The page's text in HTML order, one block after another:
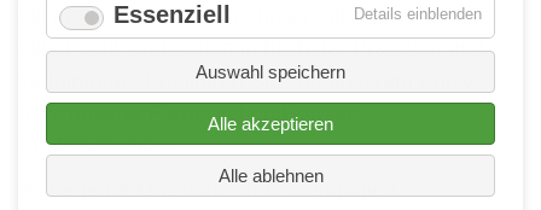
Essenziell Details einblendenfür
Auswahl speichern
Alle akzeptieren
Alle ablehnen
Mit modernster CNC-Technik realisieren wir Klein-,
Mittel- und Großserien in höchster Präzision und
Termintreue. Profitieren Sie von unserem Know-
how, unserer Flexibilität und kurzen
Reaktionszeiten.
Hinter jeder Maschine stehen engagierte